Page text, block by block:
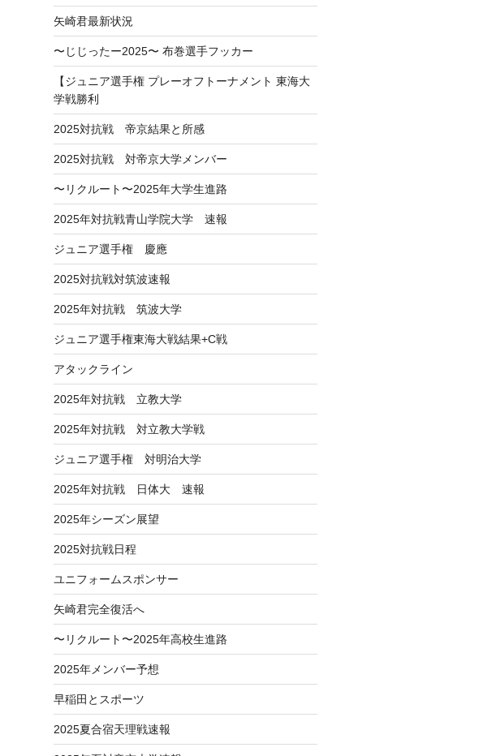
矢崎君最新状況
〜じじったー2025〜 布巻選手フッカー
【ジュニア選手権 プレーオフトーナメント 東海大
学戦勝利
2025対抗戦 帝京結果と所感
2025対抗戦 対帝京大学メンバー
〜リクルート〜2025年大学生進路
2025年対抗戦青山学院大学 速報
ジュニア選手権 慶應
2025対抗戦対筑波速報
2025年対抗戦 筑波大学
ジュニア選手権東海大戦結果+C戦
アタックライン
2025年対抗戦 立教大学
2025年対抗戦 対立教大学戦
ジュニア選手権 対明治大学
2025年対抗戦 日体大 速報
2025年シーズン展望
2025対抗戦日程
ユニフォームスポンサー
矢崎君完全復活へ
〜リクルート〜2025年高校生進路
2025年メンバー予想
早稲田とスポーツ
2025夏合宿天理戦速報